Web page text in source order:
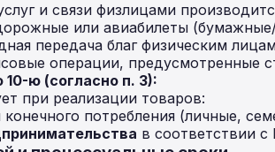
и связи физлицами
или авиабилеты
передача благ физическим
операции, предусмотренные
ю (согласно п. 3):
при реализации товаров:
конечного потребления (личные,
в соответствии